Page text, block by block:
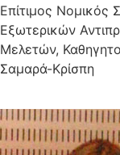
Επίτιμος Νομικός
Εξωτερικών
Μελετών,
Σαμαρά-Κρίσπη